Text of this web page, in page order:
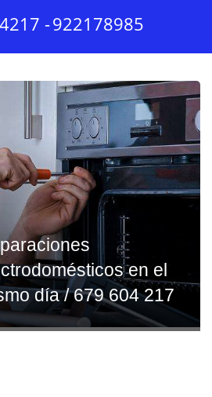
-922178985
en el
día / 679 604 217